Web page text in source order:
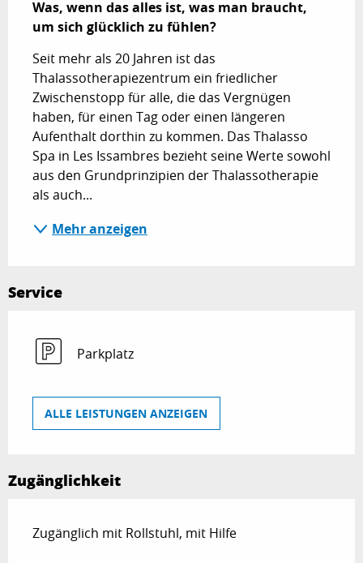
Was, wenn das alles ist, was man braucht,
um sich glücklich zu fühlen?
Seit mehr als 20 Jahren ist das
Thalassotherapiezentrum ein friedlicher
Zwischenstopp für alle, die das Vergnügen
haben, für einen Tag oder einen längeren
Aufenthalt dorthin zu kommen. Das Thalasso
Spa in Les Issambres bezieht seine Werte sowohl
aus den Grundprinzipien der Thalassotherapie
als auch...
Mehr anzeigen
Service
Parkplatz
ALLE LEISTUNGEN ANZEIGEN
Zugänglichkeit
Zugänglich mit Rollstuhl, mit Hilfe